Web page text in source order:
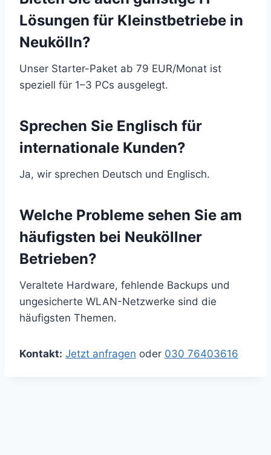
Lösungen für Kleinstbetriebe in
Neukölln?
Unser Starter-Paket ab 79 EUR/Monat ist
speziell für 1–3 PCs ausgelegt.
Sprechen Sie Englisch für
internationale Kunden?
Ja, wir sprechen Deutsch und Englisch.
Welche Probleme sehen Sie am
häufigsten bei Neuköllner
Betrieben?
Veraltete Hardware, fehlende Backups und
ungesicherte WLAN-Netzwerke sind die
häufigsten Themen.
Kontakt: Jetzt anfragen oder 030 76403616